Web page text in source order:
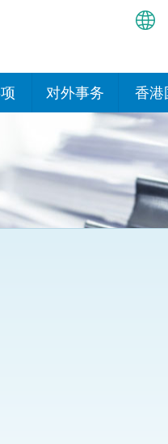
简
EN
民
安
对外事务
国际政府机构在
处或运作
多边协定
其他协定
香港
我们
我们
我
我